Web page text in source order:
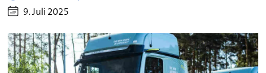
9. Juli 2025